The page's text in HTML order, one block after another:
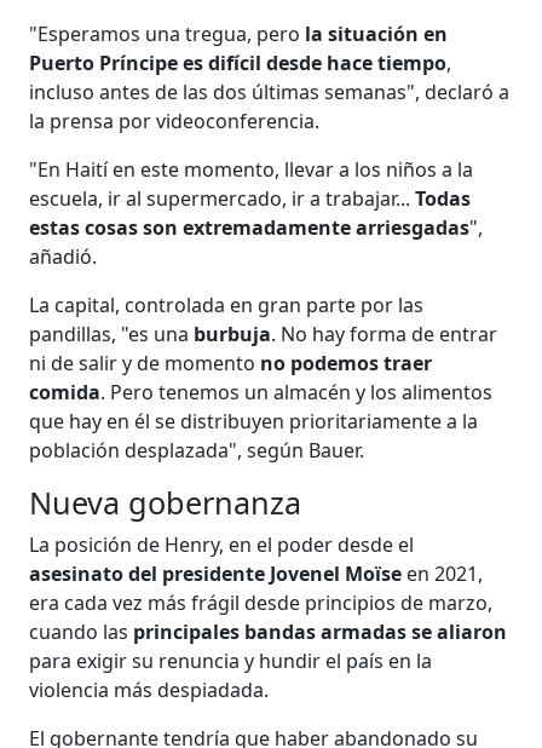
"Esperamos una tregua, pero la situación en
Puerto Príncipe es difícil desde hace tiempo,
incluso antes de las dos últimas semanas", declaró a
la prensa por videoconferencia.
"En Haití en este momento, llevar a los niños a la
escuela, ir al supermercado, ir a trabajar...Todas
estas cosas son extremadamente arriesgadas",
añadió.
La capital, controlada en gran parte por las
pandillas, "es una burbuja. No hay forma de entrar
ni de salir y de momento no podemos traer
comida. Pero tenemos un almacén y los alimentos
que hay en él se distribuyen prioritariamente a la
población desplazada", según Bauer.
Nueva gobernanza
La posición de Henry, en el poder desde el
asesinato del presidente Jovenel Moïse en 2021,
era cada vez más frágil desde principios de marzo,
cuando las principales bandas armadas se aliaron
para exigir su renuncia y hundir el país en la
violencia más despiadada.
El gobernante tendría que haber abandonado su